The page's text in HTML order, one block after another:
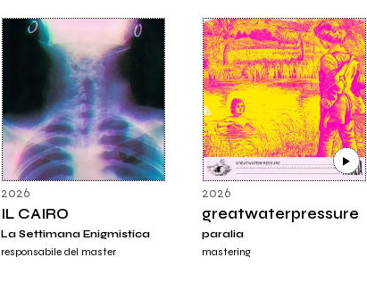
2026
IL CAIRO
La Settimana Enigmistica
responsabile del master
2026
greatwaterpressure
paralia
mastering